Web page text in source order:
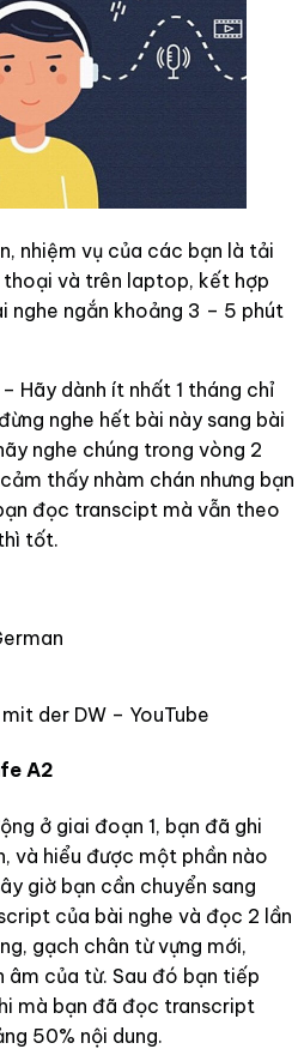
nhiệm vụ của các bạn là tải
và trên laptop, kết hợp
nghe ngắn khoảng 3 – 5 phút
Hãy dành ít nhất 1 tháng chỉ
nghe hết bài này sang bài
nghe chúng trong vòng 2
thấy nhàm chán nhưng bạn
đọc transcipt mà vẫn theo
tốt.
der DW – YouTube
A2
ở giai đoạn 1, bạn đã ghi
và hiểu được một phần nào
giờ bạn cần chuyển sang
của bài nghe và đọc 2 lần
gạch chân từ vựng mới,
âm của từ. Sau đó bạn tiếp
mà bạn đã đọc transcript
50% nội dung.